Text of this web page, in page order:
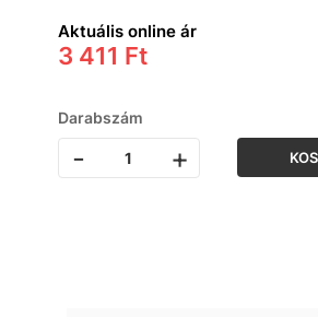
Aktuális online ár
3 411 Ft
Darabszám
- +